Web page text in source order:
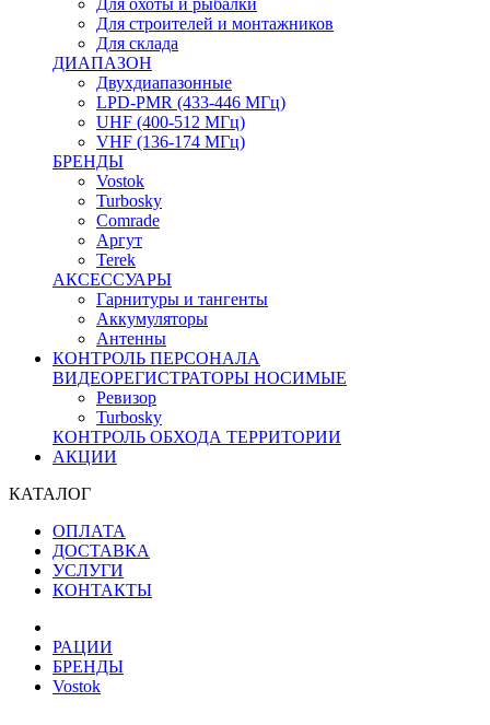
Для охоты и рыбалки
Для строителей и монтажников
Для склада
ДИАПАЗОН
Двухдиапазонные
LPD-PMR (433-446 МГц)
UHF (400-512 МГц)
VHF (136-174 МГц)
БРЕНДЫ
Vostok
Turbosky
Comrade
Аргут
Terek
АКСЕССУАРЫ
Гарнитуры и тангенты
Аккумуляторы
Антенны
КОНТРОЛЬ ПЕРСОНАЛА
ВИДЕОРЕГИСТРАТОРЫ НОСИМЫЕ
Ревизор
Turbosky
КОНТРОЛЬ ОБХОДА ТЕРРИТОРИИ
АКЦИИ
КАТАЛОГ
ОПЛАТА
ДОСТАВКА
УСЛУГИ
КОНТАКТЫ
РАЦИИ
БРЕНДЫ
Vostok